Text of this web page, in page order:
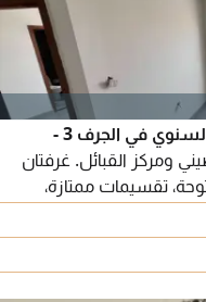
أول ساكن، غرفتين وصالة للإيجار السنوي في الجرف 3 -
ومركز القبائل. غرفتان
تقسيمات ممتازة،
إلى الشارقة ودبي.